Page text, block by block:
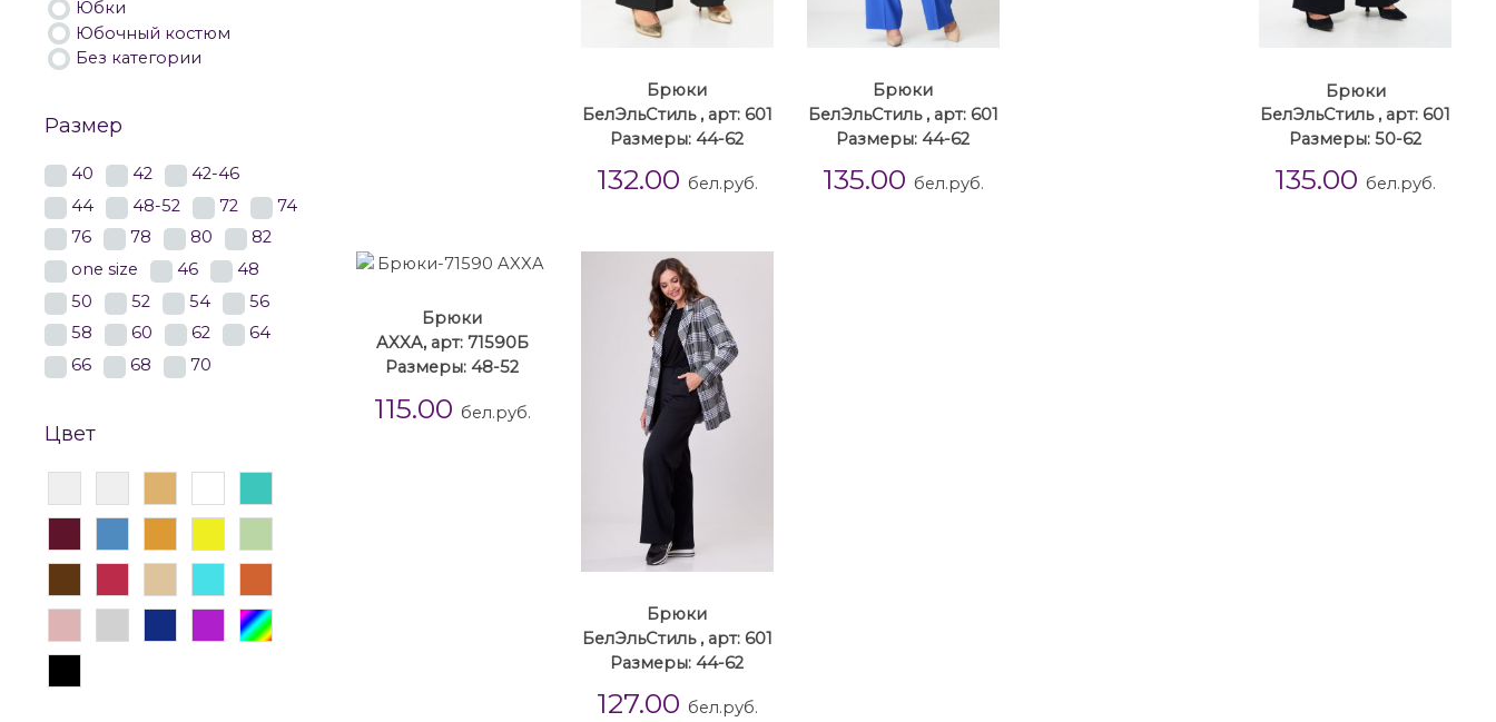
Брюки
БелЭльСтиль , арт: 601
Размеры: 44-62
132.00 бел.руб.
Брюки
БелЭльСтиль , арт: 601
Размеры: 44-62
135.00 бел.руб.
Брюки
БелЭльСтиль , арт: 601
Размеры: 50-62
135.00 бел.руб.
Брюки
AXXA, арт: 71590Б
Размеры: 48-52
115.00 бел.руб.
Брюки
БелЭльСтиль , арт: 601
Размеры: 44-62
127.00 бел.руб.
Юбки
Юбочный костюм
Без категории
Размер
40 42
42-46
44
48-52 72
74
76
78 80
82
one size
46
48
50
52 54
56
58
60 62
64
66
68 70
Цвет